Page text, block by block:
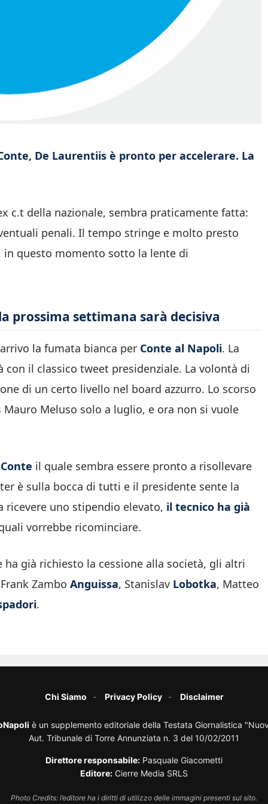
De Laurentiis è pronto per accelerare. La
c.t della nazionale, sembra praticamente fatta:
penali. Il tempo stringe e molto presto
questo momento sotto la lente di
prossima settimana sarà decisiva
la fumata bianca per Conte al Napoli. La
il classico tweet presidenziale. La volontà di
di un certo livello nel board azzurro. Lo scorso
Meluso solo a luglio, e ora non si vuole
il quale sembra essere pronto a risollevare
è sulla bocca di tutti e il presidente sente la
ricevere uno stipendio elevato, il tecnico ha già
vorrebbe ricominciare.
ha già richiesto la cessione alla società, gli altri
Zambo Anguissa, Stanislav Lobotka, Matteo
.
Chi Siamo Privacy Policy Disclaimer
è un supplemento editoriale della Testata Giornalistica
Aut. Tribunale di Torre Annunziata n. 3 del 10/02/2011
Direttore responsabile: Pasquale Giacometti
Editore: Cierre Media SRLS
Photo Credits: l’editore ha i diritti di utilizzo delle immagini presenti sul sito.